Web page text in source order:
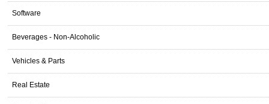
Software
Beverages - Non-Alcoholic
Vehicles & Parts
Real Estate